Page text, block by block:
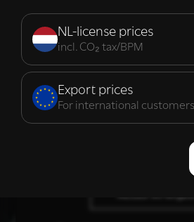
NL-license prices
incl. CO₂ tax/BPM
Export prices
For international customers
Strikt
noodzakelijk
Prestatie
ALLES